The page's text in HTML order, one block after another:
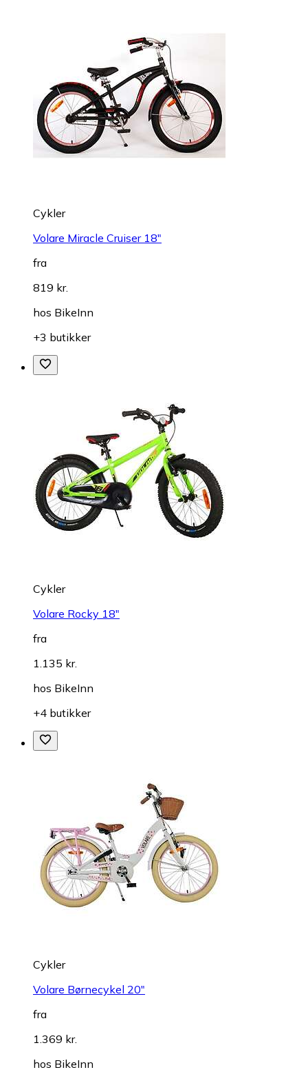
Cykler
Volare Miracle Cruiser 18"
fra
819 kr.
hos BikeInn
+3 butikker
Cykler
Volare Rocky 18"
fra
1.135 kr.
hos BikeInn
+4 butikker
Cykler
Volare Børnecykel 20"
fra
1.369 kr.
hos BikeInn